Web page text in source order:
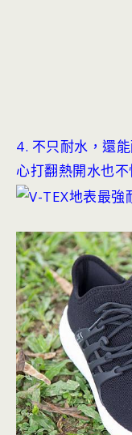
4. 不只耐水，還
心打翻熱開水也